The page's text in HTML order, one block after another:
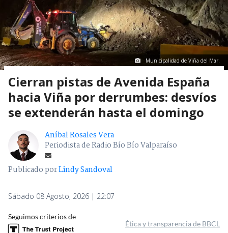
Municipalidad de Viña del Mar.
Cierran pistas de Avenida España
hacia Viña por derrumbes: desvíos
se extenderán hasta el domingo
Aníbal Rosales Vera
Periodista de Radio Bío Bío Valparaíso
Publicado porLindy Sandoval
Sábado 08 Agosto, 2026 | 22:07
Seguimos criterios de
Ética y transparencia de BBCL